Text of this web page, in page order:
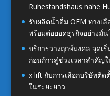
Ruhestandshaus nahe
รับผลิตน้ำดื่ม OEM ทางเ
พร้อมต่อยอดธุรกิจอย่างมั่น
บริการวางฤกษ์มงคล จุดเ
ก่อนก้าวสู่ช่วงเวลาสำคัญ
x lift กับการเลือกบริษัทติ
ในระยะยาว